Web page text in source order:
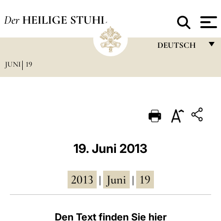
Der HEILIGE STUHL
DEUTSCH
PORTUGUÊS
中文
JUNI 19
19. Juni 2013
2013 Juni 19
Den Text finden Sie hier